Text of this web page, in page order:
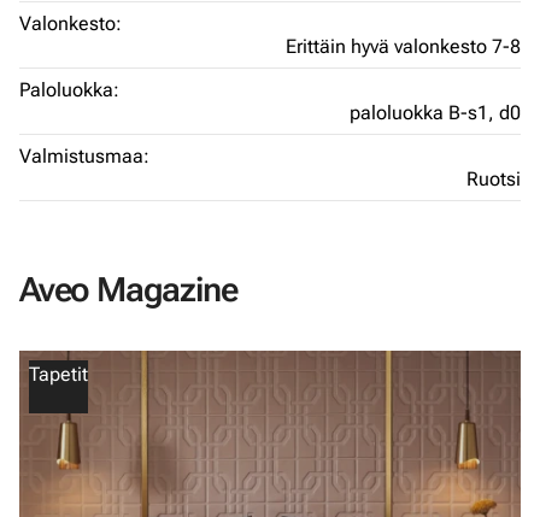
Valonkesto:
Erittäin hyvä valonkesto 7-8
Paloluokka:
paloluokka B-s1, d0
Valmistusmaa:
Ruotsi
Aveo Magazine
Tapetit